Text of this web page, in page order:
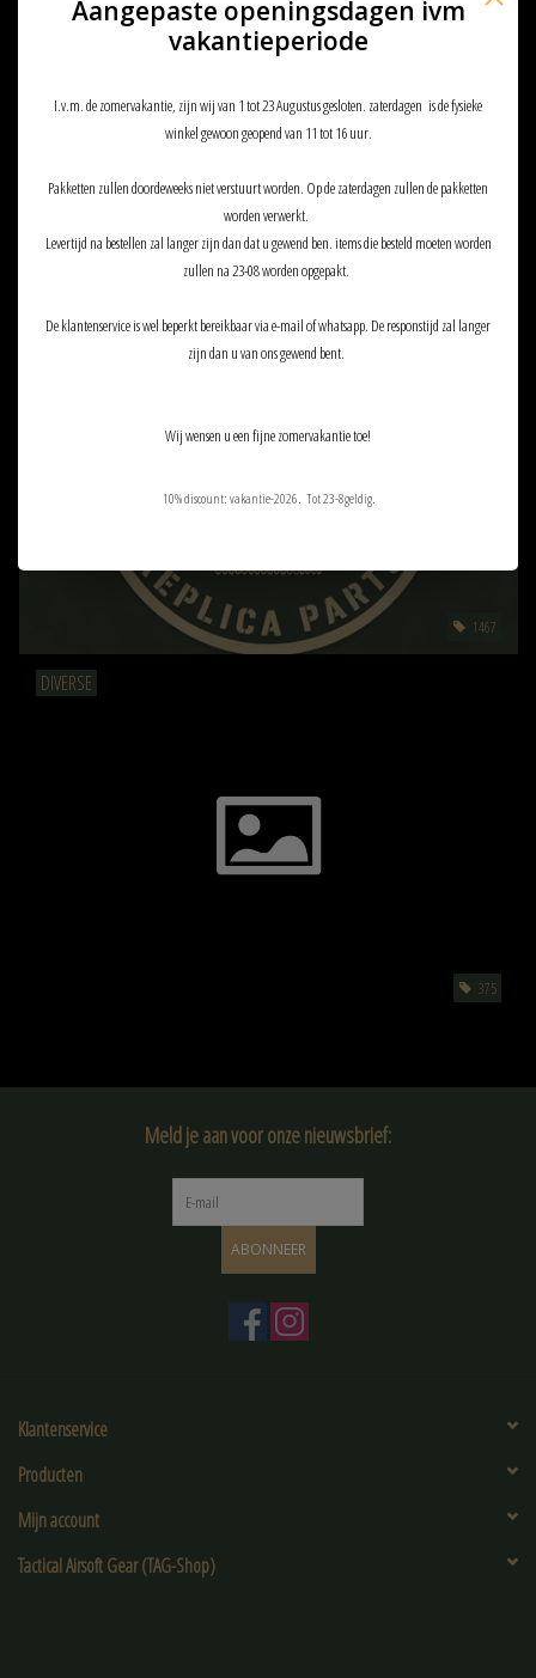
REPLICA PARTS
1467
DIVERSE
375
Meld je aan voor onze nieuwsbrief:
ABONNEER
Klantenservice
Producten
Mijn account
Tactical Airsoft Gear (TAG-Shop)
Aangepaste openingsdagen ivm
vakantieperiode
I.v.m. de zomervakantie, zijn wij van 1 tot 23 Augustus gesloten. zaterdagen is de fysieke
winkel gewoon geopend van 11 tot 16 uur.
Pakketten zullen doordeweeks niet verstuurt worden. Op de zaterdagen zullen de pakketten
worden verwerkt.
Levertijd na bestellen zal langer zijn dan dat u gewend ben. items die besteld moeten worden
zullen na 23-08 worden opgepakt.
De klantenservice is wel beperkt bereikbaar via e-mail of whatsapp. De responstijd zal langer
zijn dan u van ons gewend bent.
Wij wensen u een fijne zomervakantie toe!
10% discount: vakantie-2026. Tot 23-8geldig.